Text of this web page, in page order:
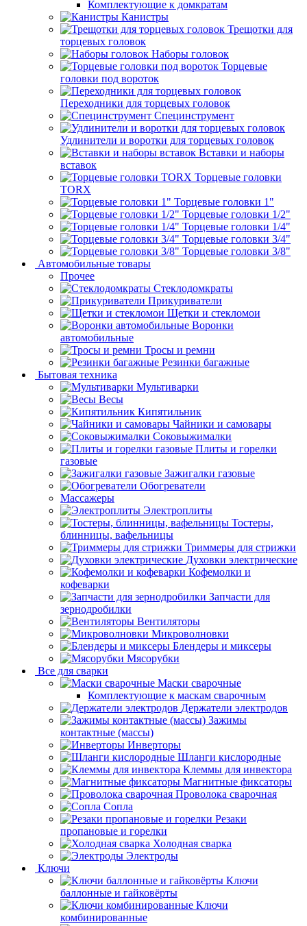
Комплектующие к домкратам
Канистры
Трещотки для
торцевых головок
Наборы головок
Торцевые
головки под вороток
Переходники для торцевых головок
Специнструмент
Удлинители и воротки для торцевых головок
Вставки и наборы
вставок
Торцевые головки
TORX
Торцевые головки 1"
Торцевые головки 1/2"
Торцевые головки 1/4"
Торцевые головки 3/4"
Торцевые головки 3/8"
Автомобильные товары
Прочее
Стеклодомкраты
Прикуриватели
Щетки и стекломои
Воронки
автомобильные
Тросы и ремни
Резинки багажные
Бытовая техника
Мультиварки
Весы
Кипятильник
Чайники и самовары
Соковыжималки
Плиты и горелки
газовые
Зажигалки газовые
Обогреватели
Массажеры
Электроплиты
Тостеры,
блинницы, вафельницы
Триммеры для стрижки
Духовки электрические
Кофемолки и
кофеварки
Запчасти для
зернодробилки
Вентиляторы
Микроволновки
Блендеры и миксеры
Мясорубки
Все для сварки
Маски сварочные
Комплектующие к маскам сварочным
Держатели электродов
Зажимы
контактные (массы)
Инверторы
Шланги кислородные
Клеммы для инвектора
Магнитные фиксаторы
Проволока сварочная
Сопла
Резаки
пропановые и горелки
Холодная сварка
Электроды
Ключи
Ключи
баллонные и гайковёрты
Ключи
комбинированные